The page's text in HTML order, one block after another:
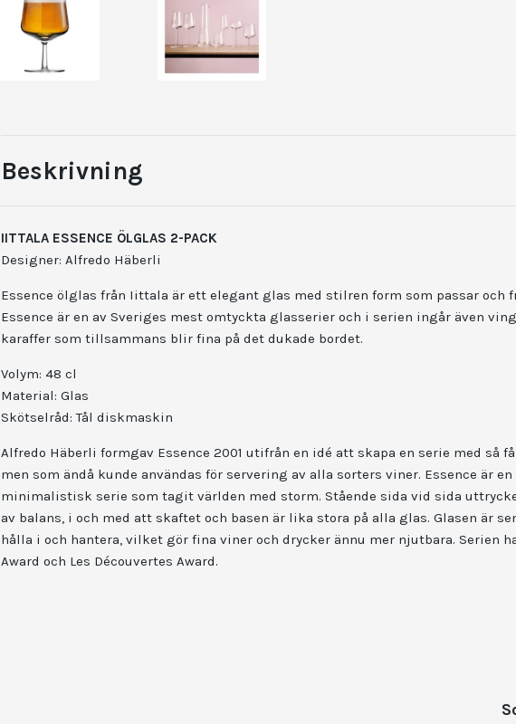
Beskrivning
IITTALA ESSENCE ÖLGLAS 2-PACK
Designer: Alfredo Häberli
Essence ölglas från Iittala är ett elegant glas med stilren form som passar och
Essence är en av Sveriges mest omtyckta glasserier och i serien ingår även
karaffer som tillsammans blir fina på det dukade bordet.
Volym: 48 cl
Material: Glas
Skötselråd: Tål diskmaskin
Alfredo Häberli formgav Essence 2001 utifrån en idé att skapa en serie med så
men som ändå kunde användas för servering av alla sorters viner. Essence är en
minimalistisk serie som tagit världen med storm. Stående sida vid sida
av balans, i och med att skaftet och basen är lika stora på alla glas. Glasen är
hålla i och hantera, vilket gör fina viner och drycker ännu mer njutbara. Serien
Award och Les Découvertes Award.